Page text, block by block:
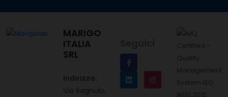
MARIGO
ITALIA
SRL
indirizzo:
Via Bagnulo,